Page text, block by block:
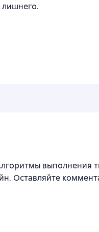
лишнего.
выполнения
Оставляйте